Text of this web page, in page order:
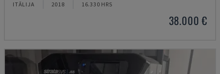
ITĀLIJA 2018 16.330 HRS
38.000 €